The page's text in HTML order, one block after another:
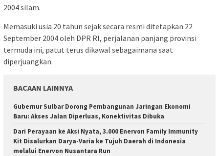
2004 silam.
Memasuki usia 20 tahun sejak secara resmi ditetapkan 22
September 2004 oleh DPR RI, perjalanan panjang provinsi
termuda ini, patut terus dikawal sebagaimana saat
diperjuangkan.
BACAAN LAINNYA
Gubernur Sulbar Dorong Pembangunan Jaringan Ekonomi
Baru: Akses Jalan Diperluas, Konektivitas Dibuka
Dari Perayaan ke Aksi Nyata, 3.000 Enervon Family Immunity
Kit Disalurkan Darya-Varia ke Tujuh Daerah di Indonesia
melalui Enervon Nusantara Run